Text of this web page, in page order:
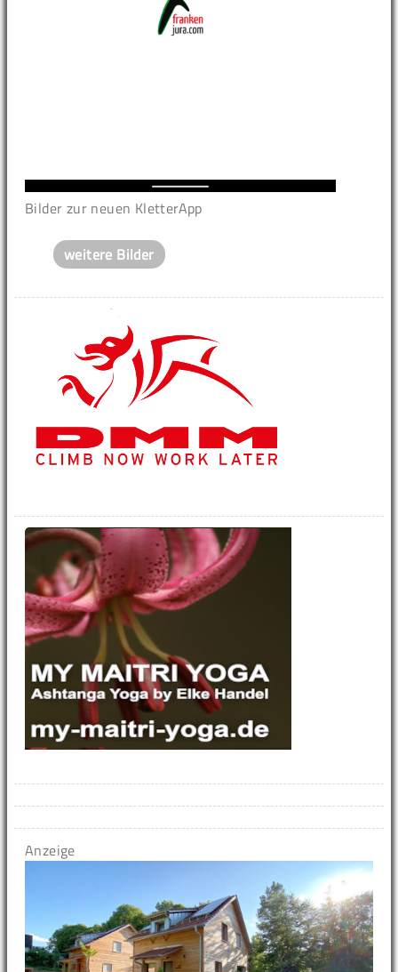
Bilder zur neuen KletterApp
weitere Bilder
Anzeige